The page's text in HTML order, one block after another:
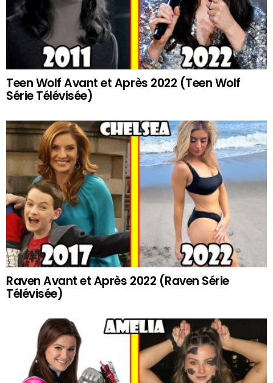
Teen Wolf Avant et Après 2022 (Teen Wolf
Série Télévisée)
Raven Avant et Après 2022 (Raven Série
Télévisée)